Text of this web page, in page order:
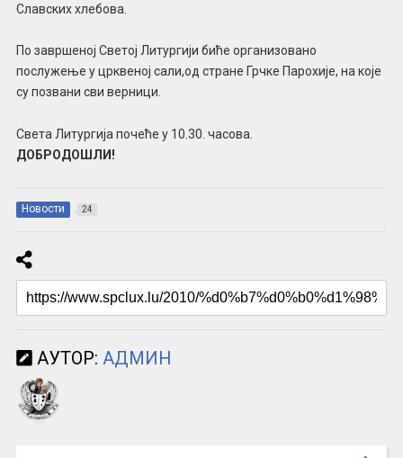
Славских хлебова.
По завршеној Светој Литургији биће организовано
послужење у црквеној сали,од стране Грчке Парохије, на које
су позвани сви верници.
Света Литургија почеће у 10.30. часова.
ДОБРОДОШЛИ!
Новости 24
АУТОР: АДМИН